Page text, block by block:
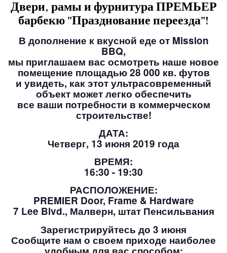
Двери, рамы и фурнитура ПРЕМЬЕР
барбекю "Празднование переезда"!
В дополнение к вкусной еде от Mission
BBQ,
мы приглашаем вас осмотреть наше новое
помещение площадью 28 000 кв. футов
и увидеть, как этот ультрасовременный
объект может легко обеспечить
все ваши потребности в коммерческом
строительстве!
ДАТА:
Четверг, 13 июня 2019 года
ВРЕМЯ:
16:30 - 19:30
РАСПОЛОЖЕНИЕ:
PREMIER Door, Frame & Hardware
7 Lee Blvd., Малверн, штат Пенсильвания
Зарегистрируйтесь до 3 июня
Сообщите нам о своем приходе наиболее